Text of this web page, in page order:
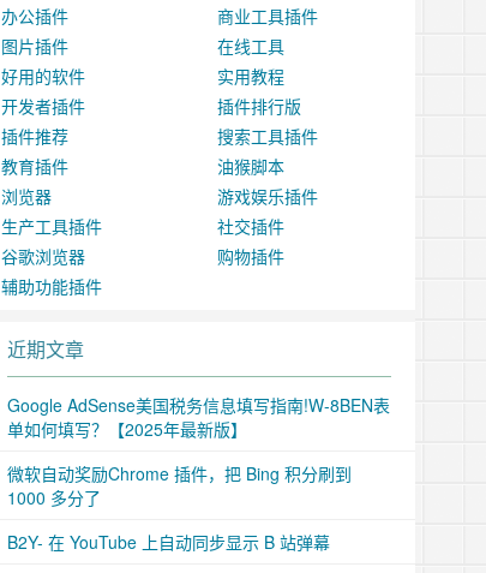
办公插件
商业工具插件
图片插件
在线工具
好用的软件
实用教程
开发者插件
插件排行版
插件推荐
搜索工具插件
教育插件
油猴脚本
浏览器
游戏娱乐插件
生产工具插件
社交插件
谷歌浏览器
购物插件
辅助功能插件
近期文章
Google AdSense美国税务信息填写指南!W-8BEN表
单如何填写？【2025年最新版】
微软自动奖励Chrome 插件，把 Bing 积分刷到
1000 多分了
B2Y- 在 YouTube 上自动同步显示 B 站弹幕